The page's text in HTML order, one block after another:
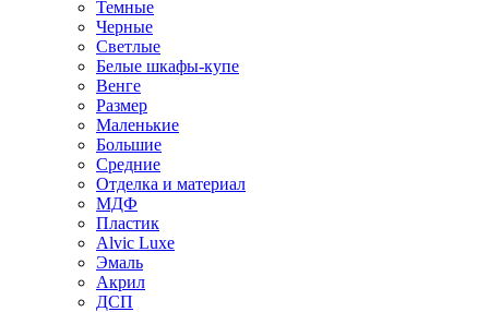
Темные
Черные
Светлые
Белые шкафы-купе
Венге
Размер
Маленькие
Большие
Средние
Отделка и материал
МДФ
Пластик
Alvic Luxe
Эмаль
Акрил
ДСП